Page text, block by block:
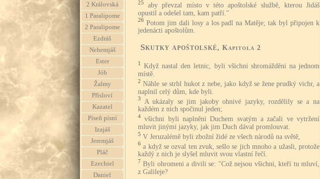
2 Královská
1 Paralipome
2 Paralipome
Ezdráš
Nehemjáš
Ester
Jób
Žalmy
Přísloví
Kazatel
Píseň písní
Izajáš
Jeremjáš
Pláč
Ezechiel
Daniel
25
aby převzal místo v této apoštolské službě, kterou Jidáš
opustil a odešel tam, kam patří."
26 Potom jim dali losy a los padl na Matěje; tak byl připojen k
jedenácti apoštolům.
Skutky apoštolské, Kapitola 2
1
Když nastal den letnic, byli všichni shromážděni na jednom
místě.
2 Náhle se strhl hukot z nebe, jako když se žene prudký vichr, a
naplnil celý dům, kde byli.
3
A ukázaly se jim jakoby ohnivé jazyky, rozdělily se a na
každém z nich spočinul jeden;
4
všichni byli naplněni Duchem svatým a začali ve vytržení
mluvit jinými jazyky, jak jim Duch dával promlouvat.
5 V Jeruzalémě byli zbožní židé ze všech národů na světě,
6 a když se ozval ten zvuk, sešlo se jich mnoho a užasli, protože
každý z nich je slyšel mluvit svou vlastní řečí.
7 Byli ohromeni a divili se: "Což nejsou všichni, kteří tu mluví,
z Galileje?